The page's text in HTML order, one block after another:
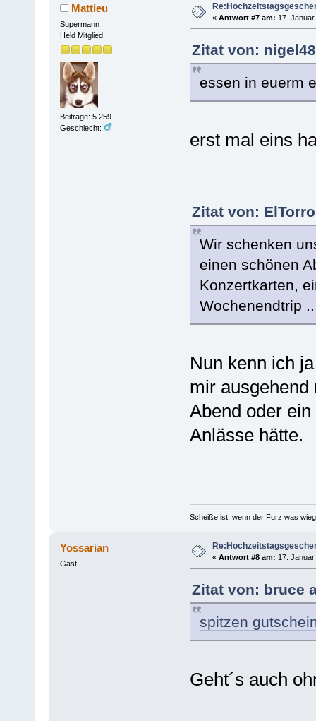
Mattieu
Supermann
Held Mitglied
Beiträge: 5.259
Geschlecht:
« Antwort #7 am: 17.
Zitat von:
essen in euerm
erst mal eins
Zitat von:
Wir schenken
einen schönen
Konzertkarten,
Wochenendtrip
Nun kenn ich
mir ausgehend
Abend oder
Anlässe hätte.
Scheiße ist, wenn der Furz was
Yossarian
Gast
« Antwort #8 am: 17.
Zitat von: bruce
spitzen
Geht´s auch